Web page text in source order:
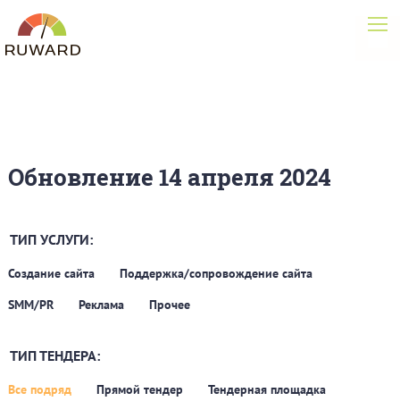
Обновление 14 апреля 2024
ТИП УСЛУГИ:
Создание сайта
Поддержка/сопровождение сайта
SMM/PR
Реклама Прочее
ТИП ТЕНДЕРА:
Все подряд Прямой тендер Тендерная площадка